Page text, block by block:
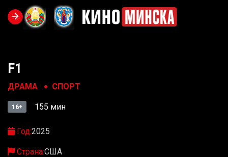
F1
ДРАМА СПОРТ
16+ 155 мин
Год:2025
Страна:США